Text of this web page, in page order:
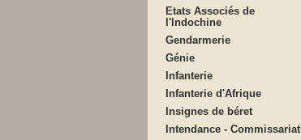
Etats Associés de
l'Indochine
Gendarmerie
Génie
Infanterie
Infanterie d'Afrique
Insignes de béret
Intendance - Commissariat